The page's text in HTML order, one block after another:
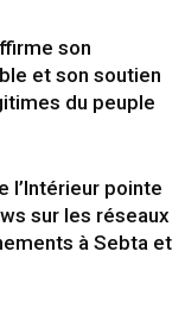
son
et son soutien
du peuple
l’Intérieur pointe
sur les réseaux
à Sebta et